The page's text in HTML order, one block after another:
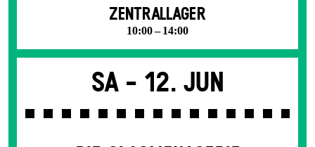
ZENTRALLAGER
10:00 – 14:00
Sa - 12. Jun